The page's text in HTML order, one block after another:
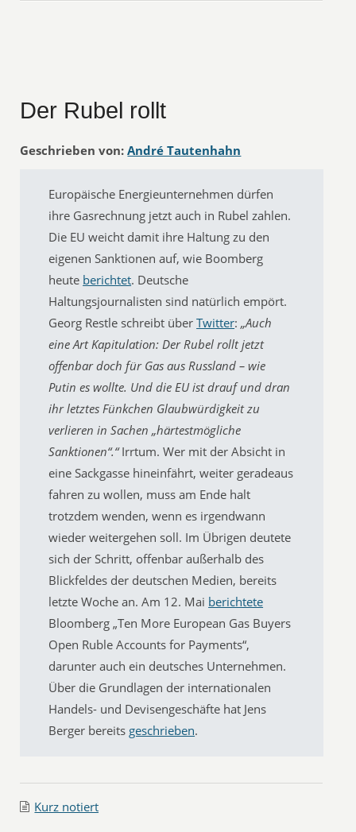
Der Rubel rollt
Geschrieben von: André Tautenhahn
Europäische Energieunternehmen dürfen
ihre Gasrechnung jetzt auch in Rubel zahlen.
Die EU weicht damit ihre Haltung zu den
eigenen Sanktionen auf, wie Boomberg
heute berichtet. Deutsche
Haltungsjournalisten sind natürlich empört.
Georg Restle schreibt überTwitter:„Auch
eine Art Kapitulation: Der Rubel rollt jetzt
offenbar doch für Gas aus Russland – wie
Putin es wollte. Und die EU ist drauf und dran
ihr letztes Fünkchen Glaubwürdigkeit zu
verlieren in Sachen „härtestmögliche
Sanktionen“.“Irrtum. Wer mit der Absicht in
eine Sackgasse hineinfährt, weiter geradeaus
fahren zu wollen, muss am Ende halt
trotzdem wenden, wenn es irgendwann
wieder weitergehen soll. Im Übrigen deutete
sich der Schritt, offenbar außerhalb des
Blickfeldes der deutschen Medien, bereits
letzte Woche an. Am 12. Mai berichtete
Bloomberg „Ten More European Gas Buyers
Open Ruble Accounts for Payments“,
darunter auch ein deutsches Unternehmen.
Über die Grundlagen der internationalen
Handels- und Devisengeschäfte hat Jens
Berger bereits geschrieben.
Kurz notiert